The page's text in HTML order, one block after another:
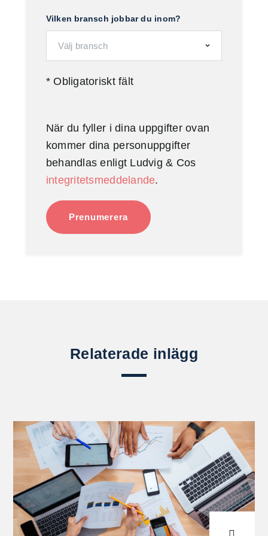
Vilken bransch jobbar du inom?
* Obligatoriskt fält
När du fyller i dina uppgifter ovan
kommer dina personuppgifter
behandlas enligt Ludvig & Cos
integritetsmeddelande.
Relaterade inlägg